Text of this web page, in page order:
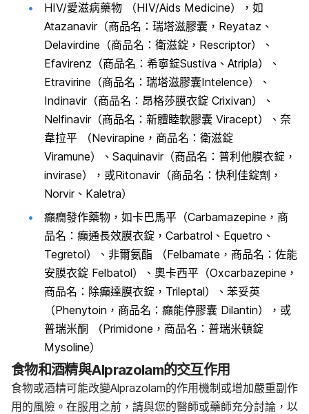
HIV/愛滋病藥物 （HIV/Aids Medicine），如
Atazanavir（商品名：瑞塔滋膠囊，Reyataz、
Delavirdine（商品名：衛滋錠，Rescriptor）、
Efavirenz（商品名：希寧錠Sustiva、Atripla）、
Etravirine（商品名：瑞塔滋膠囊Intelence）、
Indinavir（商品名：昂格莎膜衣錠 Crixivan）、
Nelfinavir（商品名：新體睦軟膠囊 Viracept）、奈
韋拉平 （Nevirapine，商品名：衛滋錠
Viramune）、Saquinavir（商品名：普利他膜衣錠，
invirase），或Ritonavir（商品名：快利佳錠劑，
Norvir、Kaletra）
癲癇發作藥物，如卡巴馬平（Carbamazepine，商
品名：癲通長效膜衣錠，Carbatrol、Equetro、
Tegretol）、非爾氨酯 （Felbamate，商品名：佐能
安膜衣錠 Felbatol）、奧卡西平（Oxcarbazepine，
商品名：除癲達膜衣錠，Trileptal）、苯妥英
（Phenytoin，商品名：癲能停膠囊 Dilantin），或
普瑞米酮 （Primidone，商品名：普瑞米頓錠
Mysoline）
食物和酒精與Alprazolam的交互作用
食物或酒精可能改變Alprazolam的作用機制或增加嚴重副作
用的風險。在服用之前，請與您的醫師或藥師充分討論，以